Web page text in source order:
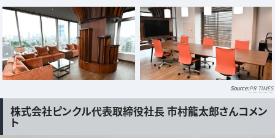
PR TIMES
株式会社ピンクル代表取締役社長 市村龍太郎さんコメン
ト